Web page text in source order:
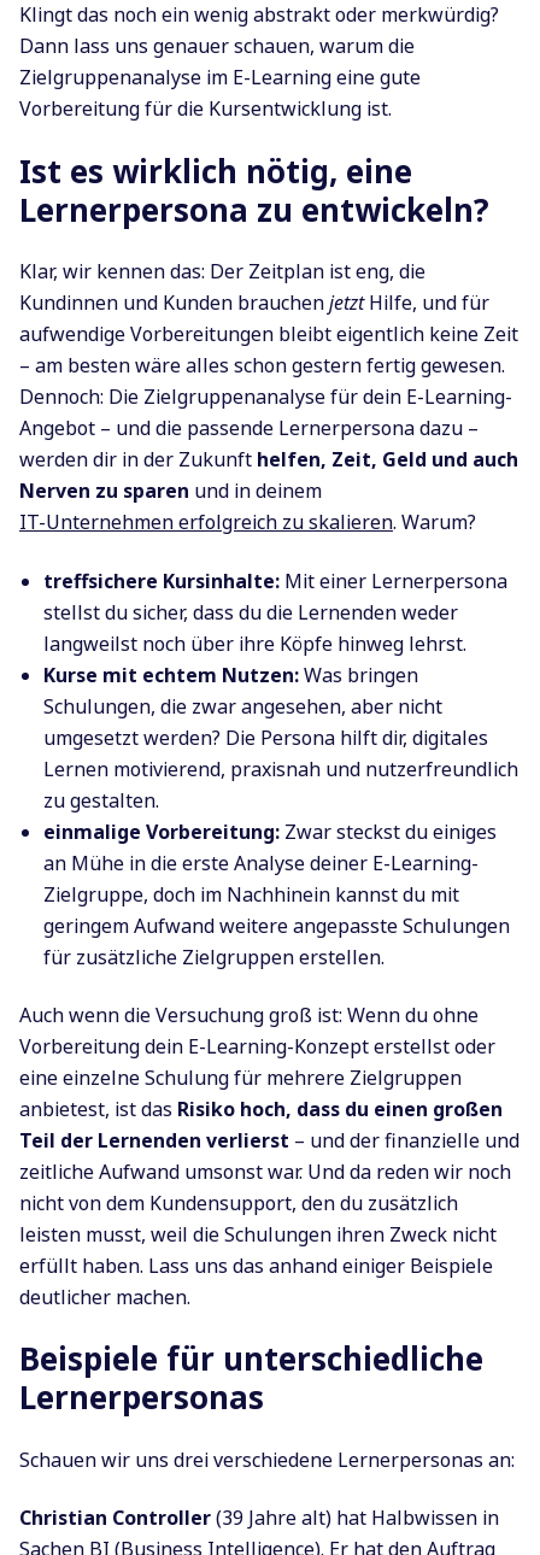
Klingt das noch ein wenig abstrakt oder merkwürdig?
Dann lass uns genauer schauen, warum die
Zielgruppenanalyse im E-Learning eine gute
Vorbereitung für die Kursentwicklung ist.
Ist es wirklich nötig, eine
Lernerpersona zu entwickeln?
Klar, wir kennen das: Der Zeitplan ist eng, die
Kundinnen und Kunden brauchenjetztHilfe, und für
aufwendige Vorbereitungen bleibt eigentlich keine Zeit
– am besten wäre alles schon gestern fertig gewesen.
Dennoch: Die Zielgruppenanalyse für dein E-Learning-
Angebot – und die passende Lernerpersona dazu –
werden dir in der Zukunft helfen, Zeit, Geld und auch
Nerven zu sparen und in deinem
IT-Unternehmen erfolgreich zu skalieren. Warum?
treffsichere Kursinhalte: Mit einer Lernerpersona
stellst du sicher, dass du die Lernenden weder
langweilst noch über ihre Köpfe hinweg lehrst.
Kurse mit echtem Nutzen:Was bringen
Schulungen, die zwar angesehen, aber nicht
umgesetzt werden? Die Persona hilft dir, digitales
Lernen motivierend, praxisnah und nutzerfreundlich
zu gestalten.
einmalige Vorbereitung: Zwar steckst du einiges
an Mühe in die erste Analyse deiner E-Learning-
Zielgruppe, doch im Nachhinein kannst du mit
geringem Aufwand weitere angepasste Schulungen
für zusätzliche Zielgruppen erstellen.
Auch wenn die Versuchung groß ist: Wenn du ohne
Vorbereitung dein E-Learning-Konzept erstellst oder
eine einzelne Schulung für mehrere Zielgruppen
anbietest, ist das Risiko hoch, dass du einen großen
Teil der Lernenden verlierst – und der finanzielle und
zeitliche Aufwand umsonst war. Und da reden wir noch
nicht von dem Kundensupport, den du zusätzlich
leisten musst, weil die Schulungen ihren Zweck nicht
erfüllt haben. Lass uns das anhand einiger Beispiele
deutlicher machen.
Beispiele für unterschiedliche
Lernerpersonas
Schauen wir uns drei verschiedene Lernerpersonas an:
Christian Controller(39 Jahre alt) hat Halbwissen in
Sachen BI (Business Intelligence). Er hat den Auftrag